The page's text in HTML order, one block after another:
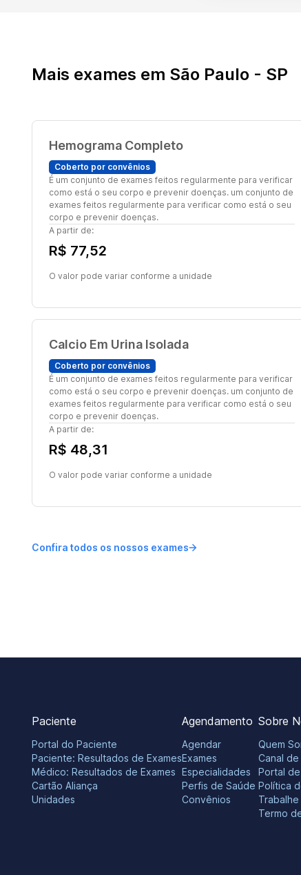
Mais exames em São Paulo - SP
Hemograma Completo
Coberto por convênios
É um conjunto de exames feitos regularmente para verificar
como está o seu corpo e prevenir doenças. um conjunto de
exames feitos regularmente para verificar como está o seu
corpo e prevenir doenças.
A partir de:
R$ 77,52
O valor pode variar conforme a unidade
Calcio Em Urina Isolada
Coberto por convênios
É um conjunto de exames feitos regularmente para verificar
como está o seu corpo e prevenir doenças. um conjunto de
exames feitos regularmente para verificar como está o seu
corpo e prevenir doenças.
A partir de:
R$ 48,31
O valor pode variar conforme a unidade
Confira todos os nossos exames
Paciente
Portal do Paciente
Paciente: Resultados de Exames
Médico: Resultados de Exames
Cartão Aliança
Unidades
Agendamento
Agendar
Exames
Especialidades
Perfis de Saúde
Convênios
Sobre
Quem
Canal
Portal
Política
Termo